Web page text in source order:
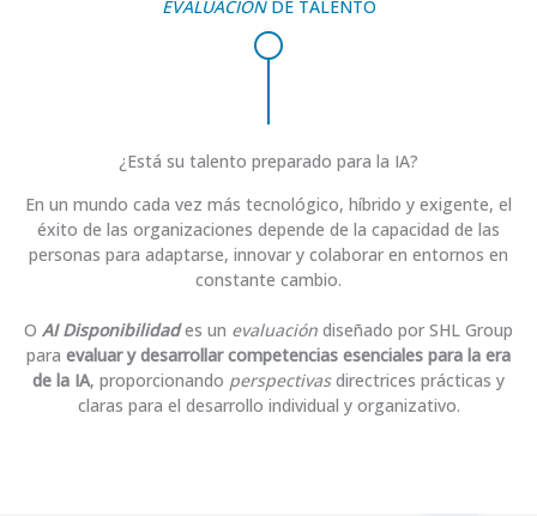
EVALUACIÓN DE TALENTO
¿Está su talento preparado para la IA?
En un mundo cada vez más tecnológico, híbrido y exigente, el
éxito de las organizaciones depende de la capacidad de las
personas para adaptarse, innovar y colaborar en entornos en
constante cambio.
O AIDisponibilidades un evaluación diseñado por SHL Group
para evaluar y desarrollar competencias esenciales para la era
de la IA, proporcionando perspectivasdirectrices prácticas y
claras para el desarrollo individual y organizativo.